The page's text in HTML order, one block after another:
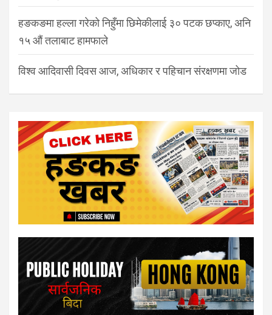
हङकङमा हल्ला गरेको निहुँमा छिमेकीलाई ३० पटक छप्काए, अनि
१५ औं तलाबाट हामफाले
विश्व आदिवासी दिवस आज, अधिकार र पहिचान संरक्षणमा जोड